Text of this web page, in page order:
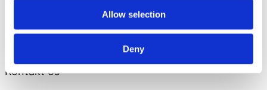
Allow selection
Deny
for hunde med korte pels. Giv din hund nærende
og vitaminrig kost, så den har noget at stå imod
Kontakt os